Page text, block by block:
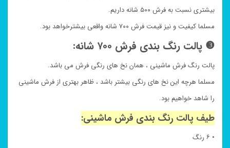
بیشتری نسبت به فرش ۵۰۰ شانه داریم.
مسلما کیفیت و نیز قیمت فرش ۷۰۰ شانه واقعی بیشترخواهد بود.
❸ پالت رنگ بندی فرش ۷۰۰ شانه:
پالت رنگ فرش ماشینی ، همان نخ های رنگی فرش می باشد.
مسلما هرچه این نخ های رنگی بیشتر باشد ، ظاهر بهتری از فرش ماشینی
را شاهد خواهیم بود.
طیف پالت رنگ بندی فرش ماشینی:
• ۶ رنگ